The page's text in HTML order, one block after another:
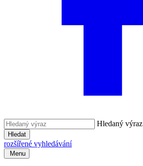
Hledaný výraz
Hledat
rozšířené vyhledávání
Menu